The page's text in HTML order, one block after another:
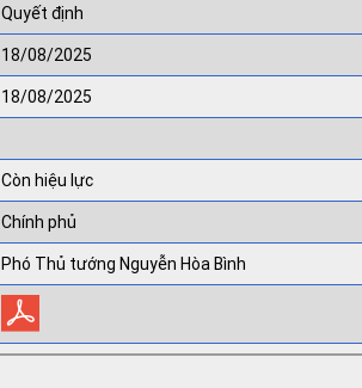
Quyết định
18/08/2025
18/08/2025
Còn hiệu lực
Chính phủ
Phó Thủ tướng Nguyễn Hòa Bình